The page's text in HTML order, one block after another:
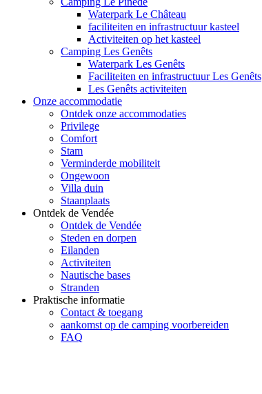
Waterpark Le Château
faciliteiten en infrastructuur kasteel
Activiteiten op het kasteel
Camping Les Genêts
Waterpark Les Genêts
Faciliteiten en infrastructuur Les Genêts
Les Genêts activiteiten
Onze accommodatie
Ontdek onze accommodaties
Privilege
Comfort
Stam
Verminderde mobiliteit
Ongewoon
Villa duin
Staanplaats
Ontdek de Vendée
Ontdek de Vendée
Steden en dorpen
Eilanden
Activiteiten
Nautische bases
Stranden
Praktische informatie
Contact & toegang
aankomst op de camping voorbereiden
FAQ